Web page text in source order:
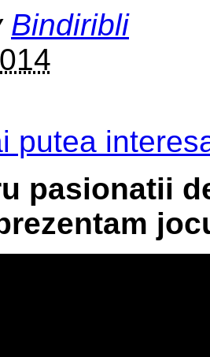
Bindiribli
putea
pasionatii